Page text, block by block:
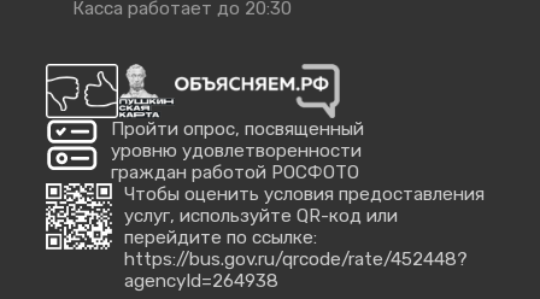
Касса работает до 20:30
Пройти опрос, посвященный
уровню удовлетворенности
граждан работой РОСФОТО
Чтобы оценить условия предоставления
услуг, используйте QR-код или
перейдите по ссылке:
https://bus.gov.ru/qrcode/rate/452448?
agencyId=264938